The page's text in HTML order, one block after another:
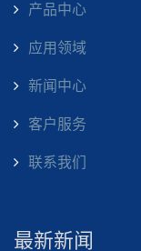
产品中心
应用领域
新闻中心
客户服务
联系我们
最新新闻